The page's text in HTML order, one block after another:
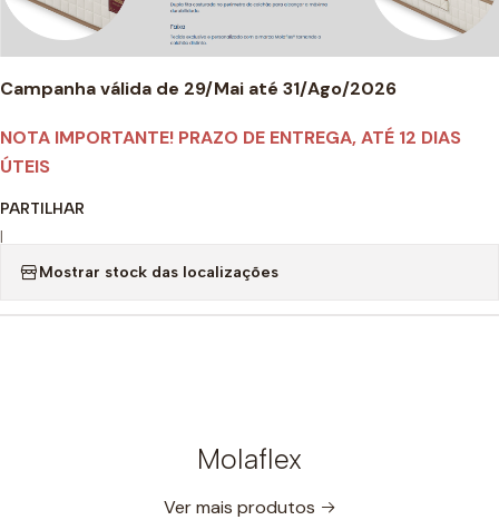
Campanha válida de 29/Mai até 31/Ago/2026
NOTA IMPORTANTE! PRAZO DE ENTREGA, ATÉ 12 DIAS
ÚTEIS
PARTILHAR
|
Mostrar stock das localizações
Molaflex
Ver mais produtos